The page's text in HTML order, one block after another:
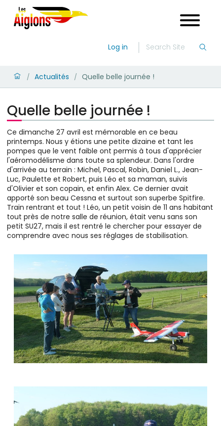
Log in
/ Actualités / Quelle belle journée !
Quelle belle journée !
Ce dimanche 27 avril est mémorable en ce beau
printemps. Nous y étions une petite dizaine et tant les
pompes que le vent faible ont permis à tous d'apprécier
l'aéromodélisme dans toute sa splendeur. Dans l'ordre
d'arrivée au terrain : Michel, Pascal, Robin, Daniel L., Jean-
Luc, Paulette et Robert, puis Léo et sa maman, suivis
d'Olivier et son copain, et enfin Alex. Ce dernier avait
apporté son beau Cessna et surtout son superbe Spitfire.
Train rentrant et tout ! Léo, un petit voisin de 11 ans habitant
tout près de notre salle de réunion, était venu sans son
petit SU27, mais il est rentré le chercher pour essayer de
comprendre avec nous ses réglages de stabilisation.